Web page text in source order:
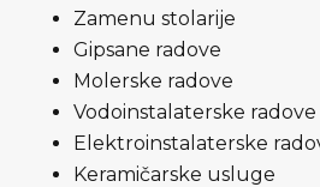
Zamenu stolarije
Gipsane radove
Molerske radove
Vodoinstalaterske radove
Elektroinstalaterske
Keramičarske usluge